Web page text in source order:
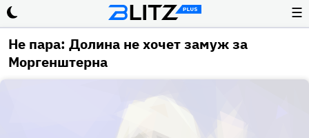
☰
Не пара: Долина не хочет замуж за
Моргенштерна